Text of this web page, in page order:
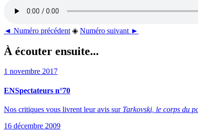
◄ Numéro précédent ◈ Numéro suivant ►
À écouter ensuite...
1 novembre 2017
ENSpectateurs n°70
Nos critiques vous livrent leur avis sur Tarkovski, le corps du
16 décembre 2009